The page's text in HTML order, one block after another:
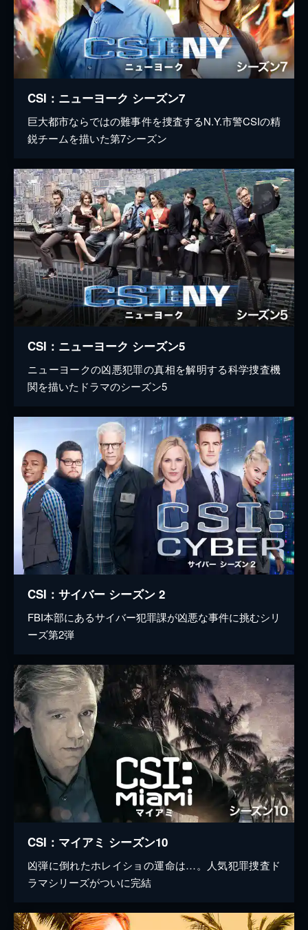
CSI：ニューヨーク シーズン7
巨大都市ならではの難事件を捜査するN.Y.市警CSIの精
鋭チームを描いた第7シーズン
CSI：ニューヨーク シーズン5
ニューヨークの凶悪犯罪の真相を解明する科学捜査機
関を描いたドラマのシーズン5
CSI：サイバー シーズン 2
FBI本部にあるサイバー犯罪課が凶悪な事件に挑むシリ
ーズ第2弾
CSI：マイアミ シーズン10
凶弾に倒れたホレイショの運命は…。人気犯罪捜査ド
ラマシリーズがついに完結